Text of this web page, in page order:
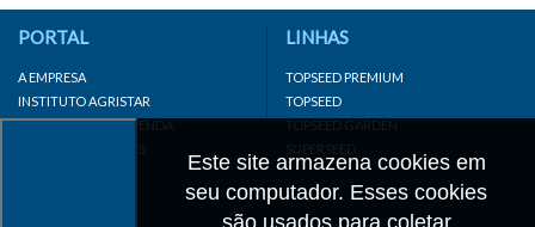
Este site armazena cookies em
seu computador. Esses cookies
são usados para coletar
PORTAL
A EMPRESA
INSTITUTO AGRISTAR
DISTRIBUIDOR/REVENDA
LINKS IMPORTANTES
LINHAS
TOPSEED PREMIUM
TOPSEED
TOPSEED GARDEN
SUPERSEED